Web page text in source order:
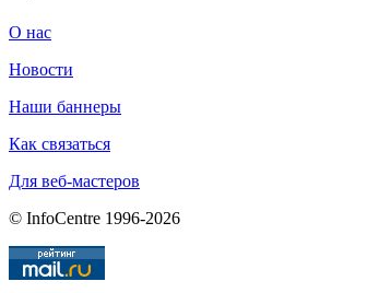
О нас
Новости
Наши баннеры
Как связаться
Для веб-мастеров
© InfoCentre 1996-2026